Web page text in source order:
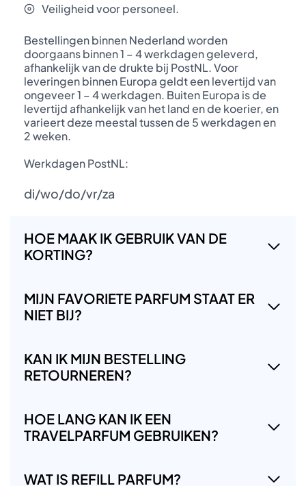
Veiligheid voor personeel.
Bestellingen binnen Nederland worden
doorgaans binnen 1 – 4 werkdagen geleverd,
afhankelijk van de drukte bij PostNL. Voor
leveringen binnen Europa geldt een levertijd van
ongeveer 1 – 4 werkdagen. Buiten Europa is de
levertijd afhankelijk van het land en de koerier, en
varieert deze meestal tussen de 5 werkdagen en
2 weken.
Werkdagen PostNL:
di/wo/do/vr/za
HOE MAAK IK GEBRUIK VAN DE
KORTING?
MIJN FAVORIETE PARFUM STAAT ER
NIET BIJ?
KAN IK MIJN BESTELLING
RETOURNEREN?
HOE LANG KAN IK EEN
TRAVELPARFUM GEBRUIKEN?
WAT IS REFILL PARFUM?